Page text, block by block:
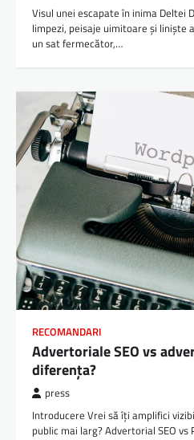
Visul unei escapate în inima Deltei
limpezi, peisaje uimitoare și liniște
un sat fermecător,…
RECOMANDARI
Advertoriale SEO vs
diferența?
press
Introducere Vrei să îți amplifici
public mai larg? Advertorial SEO